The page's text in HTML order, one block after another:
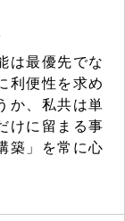
は最優先でな
利便性を求め
か、私共は単
けに留まる事
築」を常に心